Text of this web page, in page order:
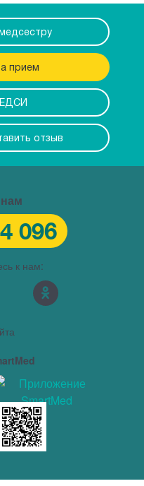
прием
отзыв
096
к нам: